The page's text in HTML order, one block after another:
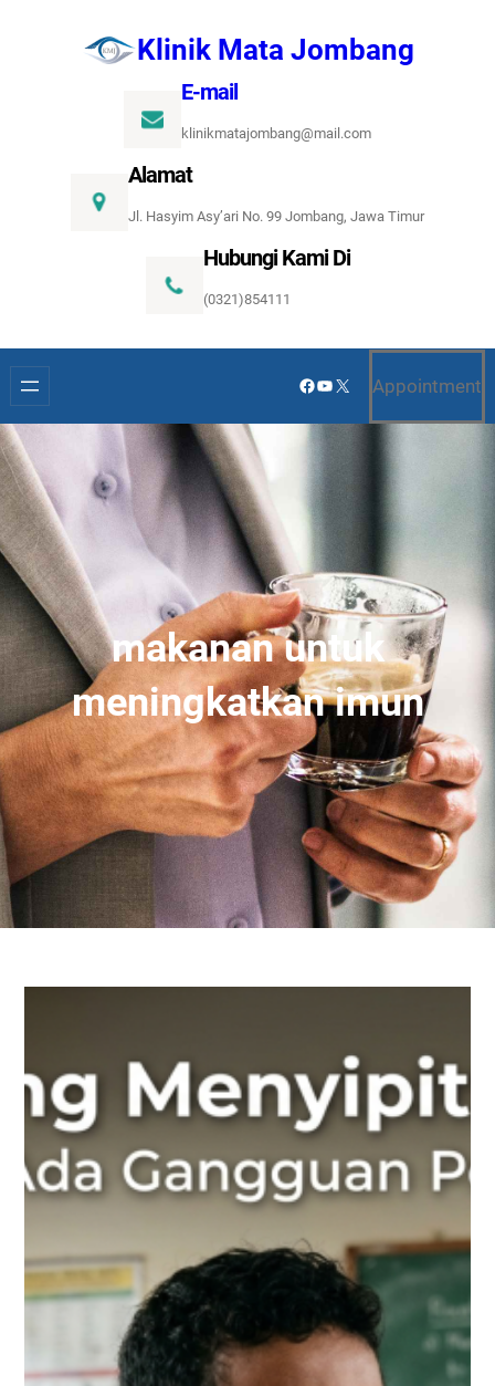
Klinik Mata Jombang
E-mail
klinikmatajombang@mail.com
Alamat
Jl. Hasyim Asy’ari No. 99 Jombang, Jawa Timur
Hubungi Kami Di
(0321)854111
Facebook
YouTube
X Appointment
makanan untuk
meningkatkan imun